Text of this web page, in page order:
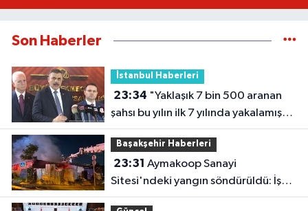
Son Haberler
İstanbul Haberleri
23:34
şahsı bu yılın ilk 7 yılında yakalamış
durumdayız"
Başakşehir Haberleri
23:31
Sitesi'ndeki yangın söndürüldü: İş
yeri kullanılamaz hale geldi